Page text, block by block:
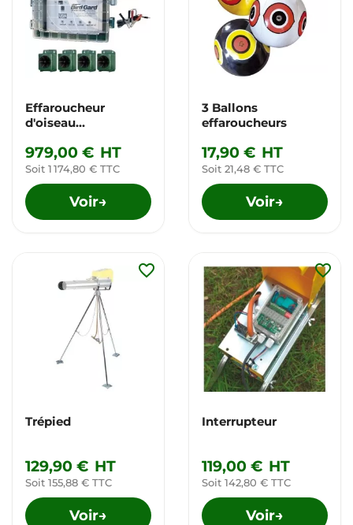
Effaroucheur
d'oiseau
professionnel B4
979,00 € HT
Soit 1 174,80 € TTC
Voir→
3 Ballons
effaroucheurs
17,90 € HT
Soit 21,48 € TTC
Voir→
Trépied
129,90 € HT
Soit 155,88 € TTC
Voir→
favorite_border
Interrupteur
119,00 € HT
Soit 142,80 € TTC
Voir→
favorite_border